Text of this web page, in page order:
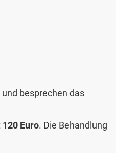
besprechen das
120 Euro. Die Behandlung